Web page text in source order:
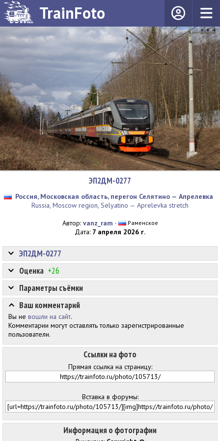
TrainFoto
ЭП2ДМ-0277
Россия, Московская область, перегон Селятино — Апрелевка
Russia, Moscow region, Selyatino — Aprelevka stretch
Автор: vanz_ram · Раменское
Дата: 7 апреля 2026 г.
Информация о фотографии
Оценка +26
Ссылки на фото
Прямая ссылка на страницу:
Вставка в форумы:
ЭП2ДМ-0277
Параметры съёмки
Ваш комментарий
Вы не вошли на сайт.
Комментарии могут оставлять только зарегистрированные
пользователи.